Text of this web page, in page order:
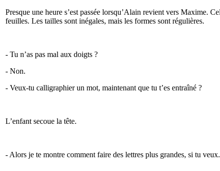
Presque une heure s’est passée lorsqu’Alain revient vers Maxime.
feuilles. Les tailles sont inégales, mais les formes sont régulières.
- Tu n’as pas mal aux doigts ?
- Non.
- Veux-tu calligraphier un mot, maintenant que tu t’es entraîné ?
L’enfant secoue la tête.
- Alors je te montre comment faire des lettres plus grandes, si tu veux.